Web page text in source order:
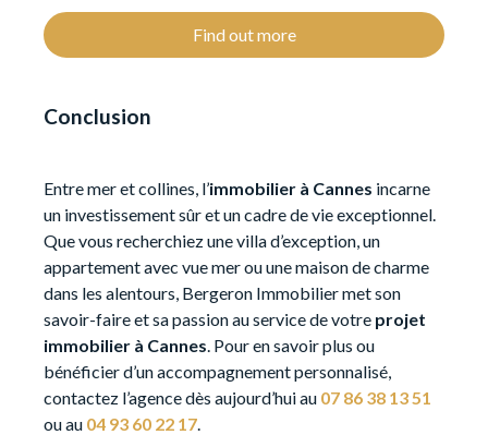
180 degrés sur la Méditerranée et le massif de
l'Estérel. En position dominante et au calme, elle se
un investissement locatif saisonnier. AU SEIN D'UNE
bien bénéficie d'un environnement sécurisé et
attractif,particulièrement recherché par une clientèle
touristique. la maison se compose d'un séjour
lumineux avec cuisine ouverte de 23m², 2 chambres
avec placards,un wc indépendant une salle d'eau un
jardin privatif avec vue mer, une terrasse couverte, une
place de parking extérieur. le bien dispose également
d'un garage ainsi que la possibilité de stationnement
supplémentaire. Grâce à sa localisation, sa vue mer et
ses prestations, ce bien présente un excellent
Find out more
Conclusion
Entre mer et collines, l’immobilier à Cannes incarne
un investissement sûr et un cadre de vie exceptionnel.
Que vous recherchiez une villa d’exception, un
appartement avec vue mer ou une maison de charme
dans les alentours, Bergeron Immobiliermet son
savoir-faire et sa passion au service de votre projet
immobilier à Cannes. Pour en savoir plus ou
bénéficier d’un accompagnement personnalisé,
contactez l’agence dès aujourd’hui au 07 86 38 13 51
ou au 04 93 60 22 17.